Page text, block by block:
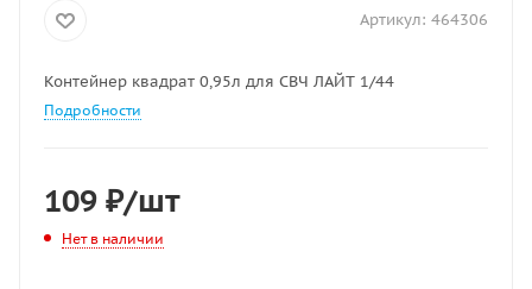
Артикул: 464306
Контейнер квадрат 0,95л для СВЧ ЛАЙТ 1/44
Подробности
109 ₽/шт
Нет в наличии